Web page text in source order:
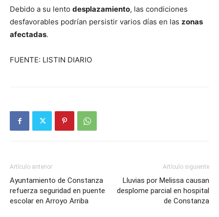
Debido a su lento desplazamiento, las condiciones
desfavorables podrían persistir varios días en las zonas
afectadas.
FUENTE: LISTIN DIARIO
Artículo anterior
Ayuntamiento de Constanza
refuerza seguridad en puente
escolar en Arroyo Arriba
Artículo siguiente
Lluvias por Melissa causan
desplome parcial en hospital
de Constanza